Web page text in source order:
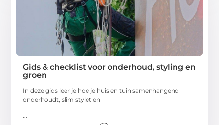
Gids & checklist voor onderhoud, styling en
groen
In deze gids leer je hoe je huis en tuin samenhangend
onderhoudt, slim stylet en